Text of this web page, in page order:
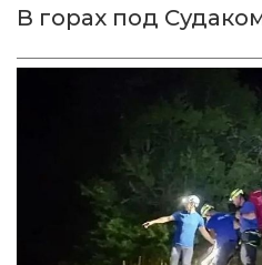
В горах под